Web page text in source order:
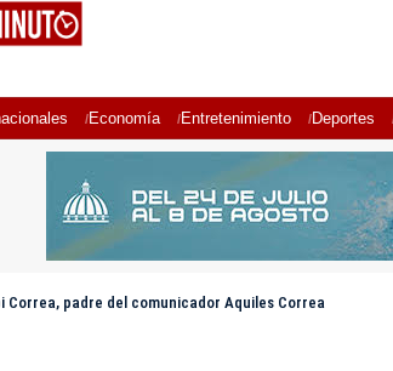
Economía Entretenimiento Deportes
Correa, padre del comunicador Aquiles Correa